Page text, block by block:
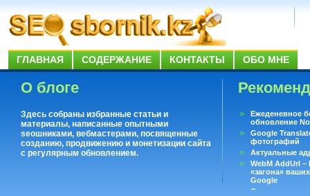
ГЛАВНАЯ СОДЕРЖАНИЕ КОНТАКТЫ ОБО МНЕ
О блоге
Здесь собраны избранные статьи и
материалы, написанные опытными
seoшниками, вебмастерами, посвященные
созданию, продвижению и монетизации сайта
с регулярным обновлением.
Ежеденевное
обновление
Google
фотографий
Актуальные
WebM AddUrl
«загона»
Google
Существует